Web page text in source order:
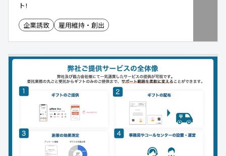
ト!
企業誘致 雇用維持・創出